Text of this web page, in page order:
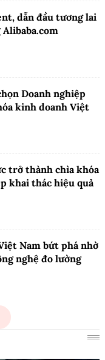
dẫn đầu tương lai
Doanh nghiệp
kinh doanh Việt
trở thành chìa khóa
khai thác hiệu quả
Nam bứt phá nhờ
nghệ đo lường